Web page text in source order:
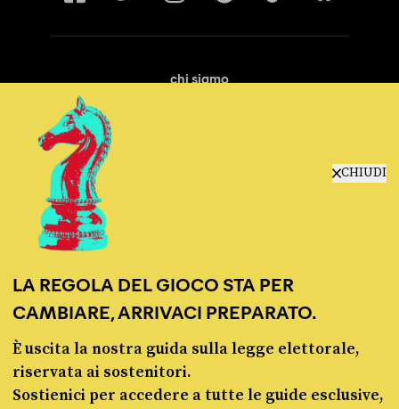
CHIUDI
LA REGOLA DEL GIOCO STA PER
CAMBIARE, ARRIVACI PREPARATO.
È uscita la nostra guida sulla legge elettorale,
riservata ai sostenitori.
Sostienici per accedere a tutte le guide esclusive,
chi siamo
© Pagella Politica 2012 - 2026
Pagella Politica è una testata registrata presso il Tribunale di Milano, n. 55 del 8